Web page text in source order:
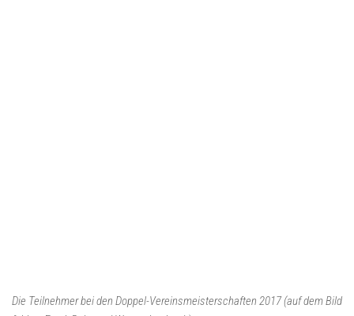
Die Teilnehmer bei den Doppel-Vereinsmeisterschaften 2017 (auf dem Bild